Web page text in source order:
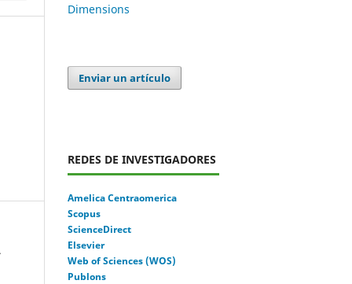
Dimensions
Enviar un artículo
REDES DE INVESTIGADORES
Amelica Centraomerica
Scopus
ScienceDirect
Elsevier
Web of Sciences (WOS)
Publons